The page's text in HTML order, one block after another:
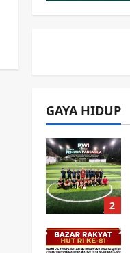
GAYA HIDUP
1
2